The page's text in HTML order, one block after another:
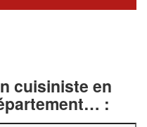
cuisiniste en
: